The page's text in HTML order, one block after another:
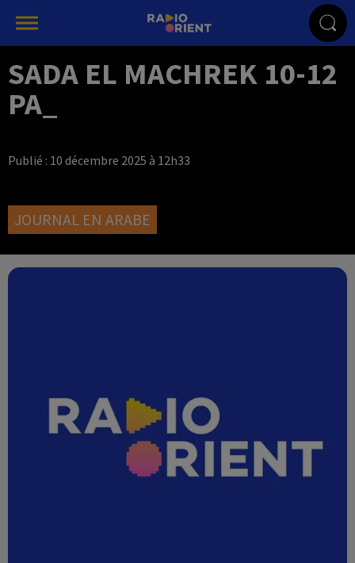
SADA EL MACHREK 10-12
PA_
Publié : 10 décembre 2025 à 12h33
JOURNAL EN ARABE